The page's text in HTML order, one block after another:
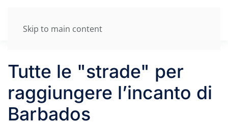
Skip to main content
Tutte le "strade" per
raggiungere l’incanto di
Barbados